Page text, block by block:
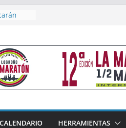
puestos
de
semana
CALENDARIO HERRAMIENTAS